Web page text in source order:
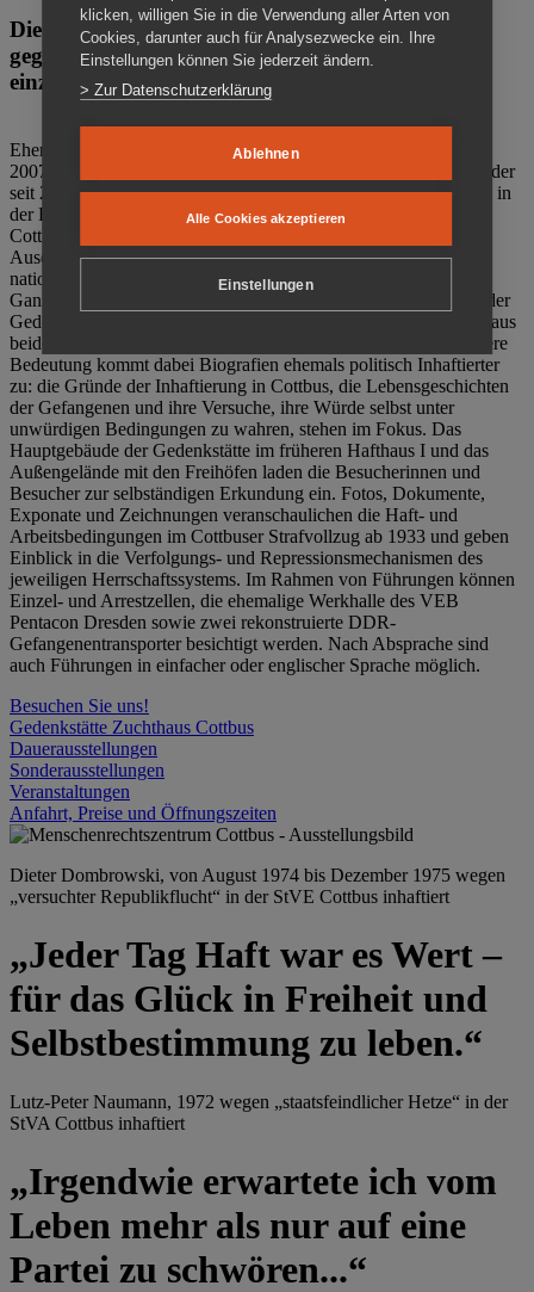
Die Gedenkstätte Zuchthaus Cottbus ist ein Ort
gegen das Vergessen. Anschaulich, nah und
einzigartig.
Ehemalige politische Häftlinge der DDR gründeten im Oktober
2007 den Verein Menschenrechtszentrum Cottbus e. V. (MRZ), der
seit 2011 Eigentümer des ehemaligen Gefängnisses (1860-2002) in
der Bautzener Straße und Träger der Gedenkstätte Zuchthaus
Cottbus ist. Im Zentrum der Arbeit der Gedenkstätte steht die
Auseinandersetzung mit politischem Unrecht während der
nationalsozialistischen Terrorherrschaft und der SED-Diktatur.
Ganzjährig zeigen mehrere Dauer- und Sonderausstellungen in der
Gedenkstätte Zuchthaus Cottbus Beispiele politischen Unrechts aus
beiden deutschen Diktaturen des 20. Jahrhunderts. Eine besondere
Bedeutung kommt dabei Biografien ehemals politisch Inhaftierter
zu: die Gründe der Inhaftierung in Cottbus, die Lebensgeschichten
der Gefangenen und ihre Versuche, ihre Würde selbst unter
unwürdigen Bedingungen zu wahren, stehen im Fokus. Das
Hauptgebäude der Gedenkstätte im früheren Hafthaus I und das
Außengelände mit den Freihöfen laden die Besucherinnen und
Besucher zur selbständigen Erkundung ein. Fotos, Dokumente,
Exponate und Zeichnungen veranschaulichen die Haft- und
Arbeitsbedingungen im Cottbuser Strafvollzug ab 1933 und geben
Einblick in die Verfolgungs- und Repressionsmechanismen des
jeweiligen Herrschaftssystems. Im Rahmen von Führungen können
Einzel- und Arrestzellen, die ehemalige Werkhalle des VEB
Pentacon Dresden sowie zwei rekonstruierte DDR-
Gefangenentransporter besichtigt werden. Nach Absprache sind
auch Führungen in einfacher oder englischer Sprache möglich.
Besuchen Sie uns!
Gedenkstätte Zuchthaus Cottbus
Dauerausstellungen
Sonderausstellungen
Veranstaltungen
Anfahrt, Preise und Öffnungszeiten
Dieter Dombrowski, von August 1974 bis Dezember 1975 wegen
„versuchter Republikflucht“ in der StVE Cottbus inhaftiert
„Jeder Tag Haft war es Wert –
für das Glück in Freiheit und
Selbstbestimmung zu leben.“
Lutz-Peter Naumann, 1972 wegen „staatsfeindlicher Hetze“ in der
StVA Cottbus inhaftiert
„Irgendwie erwartete ich vom
Leben mehr als nur auf eine
Partei zu schwören...“
klicken, willigen Sie in die Verwendung aller Arten von
Cookies, darunter auch für Analysezwecke ein. Ihre
Einstellungen können Sie jederzeit ändern.
> Zur Datenschutzerklärung
Ablehnen
Alle Cookies akzeptieren
Einstellungen